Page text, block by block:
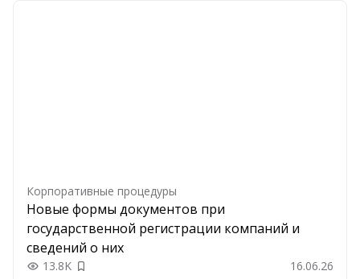
Корпоративные процедуры
Новые формы документов при
государственной регистрации компаний и
сведений о них
13.8K Добавить в закладки 16.06.26